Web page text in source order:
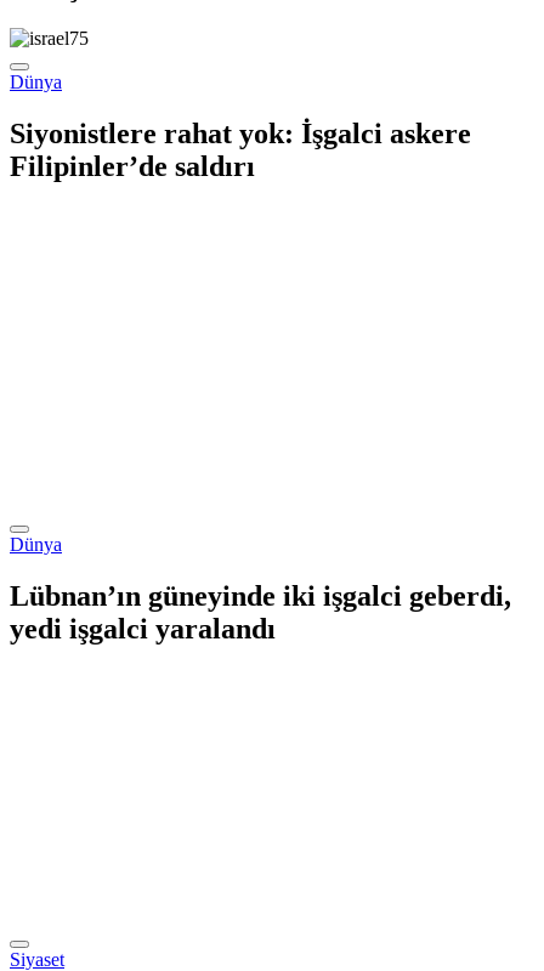
Dünya
Siyonistlere rahat yok: İşgalci askere
Filipinler’de saldırı
Dünya
Lübnan’ın güneyinde iki işgalci geberdi,
yedi işgalci yaralandı
Siyaset